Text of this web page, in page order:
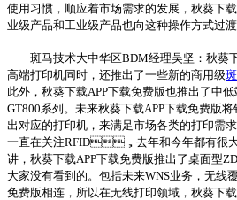
使用习惯，顺应着市场需求的发展，秋
业级产品和工业级产品也向这种操作方式过渡
斑马技术大中华区BDM经理吴坚：秋葵
高端打印机同时，还推出了一些新的商用级
此外，秋葵下载APP下载免费版也推出了中
GT800系列。未来秋葵下载APP下载免费
出对应的打印机，来满足市场各类的打印需求
一直在关注RFID，去年和今年都有很大
讲，秋葵下载APP下载免费版推出了桌面型
大家没有看到的。包括未来WNS业务，
免费版相连，所以在无线打印领域，秋葵